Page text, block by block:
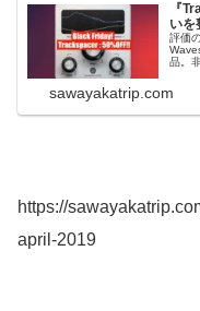
『
いを
評価
品。
sawayakatrip.com
https://
april-2019